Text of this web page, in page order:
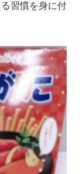
習慣を身に付